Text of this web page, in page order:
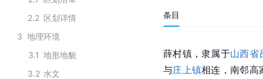
2.2 区划详情
3 地理环境
3.1 地形地貌
3.2 水文
条目
薛村镇，隶属于山西省
与庄上镇相连，南邻高